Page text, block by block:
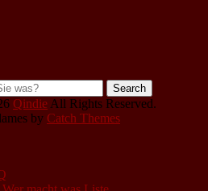
Qindie All Rights Reserved.
by Catch Themes